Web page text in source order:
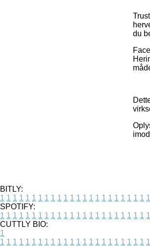
du
BITLY:
1 1 1 1 1 1 1 1 1 1 1 1 1 1 1 1 1 1 1 1 1 1 1 1
SPOTIFY:
1 1 1 1 1 1 1 1 1 1 1 1 1 1 1 1 1 1 1 1 1 1 1 1
CUTTLY BIO:
1
1 1 1 1 1 1 1 1 1 1 1 1 1 1 1 1 1 1 1 1 1 1 1 1